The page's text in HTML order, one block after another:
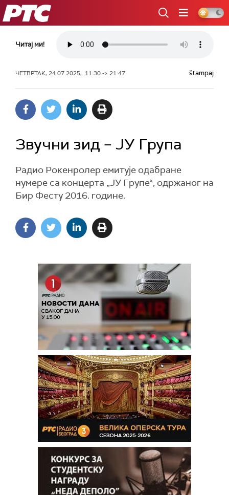
РТС
Читај ми!
ЧЕТВРТАК, 24.07.2025, 11:30 -> 21:47 štampaj
Звучни зид – ЈУ Група
Радио Рокенролер емитује одабране
нумере са концерта „ЈУ Групе“, одржаног на
Бир Фесту 2016. године.